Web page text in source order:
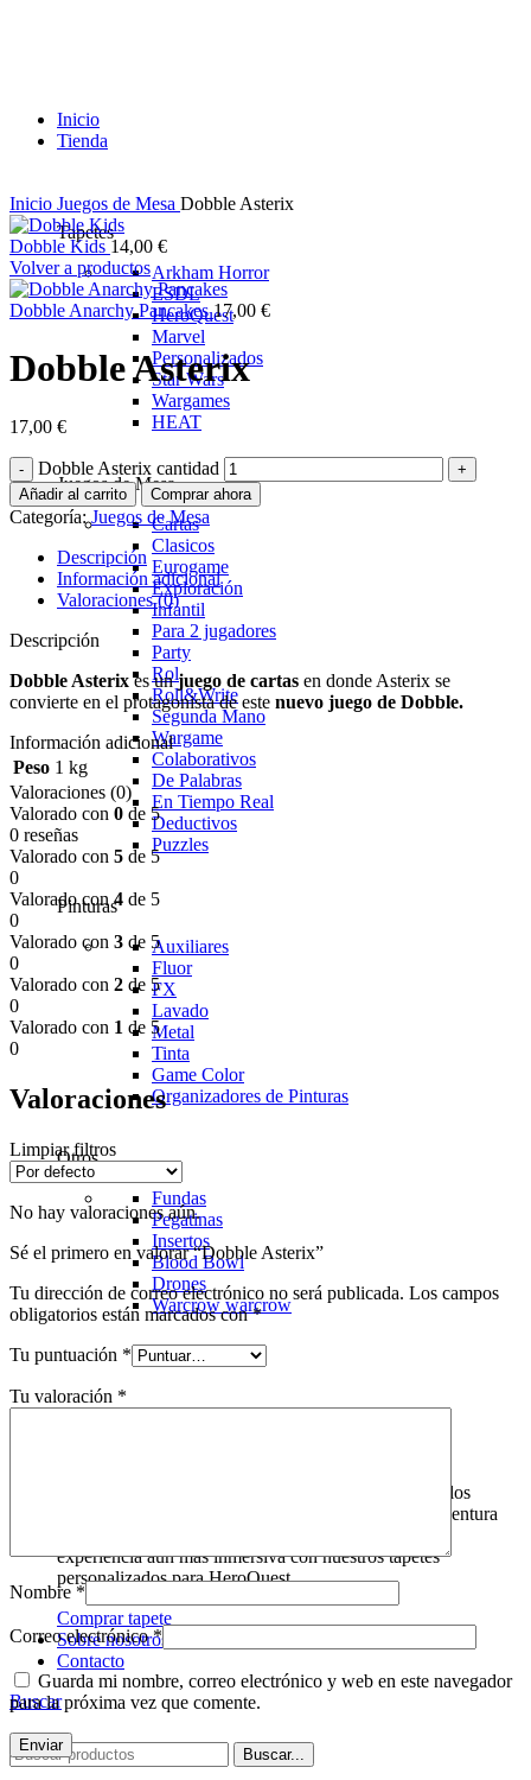
Inicio
Tienda
Tapetes
Arkham Horror
ESDL
HeroQuest
Marvel
Personalizados
Star Wars
Wargames
HEAT
Juegos de Mesa
Cartas
Clasicos
Eurogame
Exploración
Infantil
Para 2 jugadores
Party
Rol
Roll&Write
Segunda Mano
Wargame
Colaborativos
De Palabras
En Tiempo Real
Deductivos
Puzzles
Pinturas
Auxiliares
Fluor
FX
Lavado
Metal
Tinta
Game Color
Organizadores de Pinturas
Otros
Fundas
Pegatinas
Insertos
Blood Bowl
Drones
Warcrowwarcrow
HeroQuest es un juego de mesa icónico que invita a los
jugadores a sumergirse en un mundo de fantasía y aventura
experiencia aún más inmersiva con nuestros tapetes
personalizados para HeroQuest.
Comprar tapete
Sobre nosotros
Contacto
Buscar
Buscar...
Inicio Juegos de Mesa Dobble Asterix
Dobble Kids 14,00 €
Volver a productos
Dobble Anarchy Pancakes17,00 €
Dobble Asterix
17,00 €
Dobble Asterix cantidad
Añadir al carrito Comprar ahora
Categoría: Juegos de Mesa
Descripción
Información adicional
Valoraciones (0)
Descripción
Dobble Asterixes unjuego de cartas en donde Asterix se
convierte en el protagonista de este nuevo juego de Dobble.
Información adicional
Peso 1 kg
Valoraciones (0)
Valorado con 0 de 5
0 reseñas
Valorado con 5 de 5
0
Valorado con4 de 5
0
Valorado con 3 de 5
0
Valorado con 2 de 5
0
Valorado con 1 de 5
0
Valoraciones
Limpiar filtros
No hay valoraciones aún.
Sé el primero en valorar “Dobble Asterix”
Tu dirección de correo electrónico no será publicada. Los campos
obligatorios están marcados con*
Tu puntuación *
Tu valoración *
Nombre *
Correo electrónico*
Guarda mi nombre, correo electrónico y web en este navegador
para la próxima vez que comente.